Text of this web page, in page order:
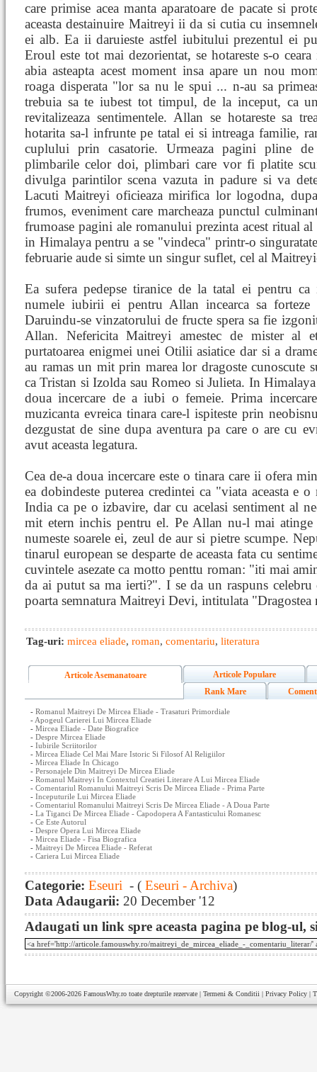
care primise acea manta aparatoare de pacate si
aceasta destainuire Maitreyi ii da si cutia cu
ei alb. Ea ii daruieste astfel iubitului prezentul ei
Eroul este tot mai dezorientat, se hotareste s-o
abia asteapta acest moment insa apare un nou
roaga disperata "lor sa nu le spui ... n-au sa
trebuia sa te iubest tot timpul, de la inceput, ca
revitalizeaza sentimentele. Allan se hotareste sa
hotarita sa-l infrunte pe tatal ei si intreaga familie,
cuplului prin casatorie. Urmeaza pagini pline
plimbarile celor doi, plimbari care vor fi platite
divulga parintilor scena vazuta in padure si va
Lacuti Maitreyi oficieaza mirifica lor logodna,
frumos, eveniment care marcheaza punctul
frumoase pagini ale romanului prezinta acest ritual
in Himalaya pentru a se "vindeca" printr-o
februarie aude si simte un singur suflet, cel al
Ea sufera pedepse tiranice de la tatal ei pentru ca
numele iubirii ei pentru Allan incearca sa forteze
Daruindu-se vinzatorului de fructe spera sa fie
Allan. Nefericita Maitreyi amestec de mister al
purtatoarea enigmei unei Otilii asiatice dar si a
au ramas un mit prin marea lor dragoste cunoscute
ca Tristan si Izolda sau Romeo si Julieta. In
doua incercare de a iubi o femeie. Prima
muzicanta evreica tinara care-l ispiteste prin
dezgustat de sine dupa aventura pa care o are cu
avut aceasta legatura.
Cea de-a doua incercare este o tinara care ii ofera
ea dobindeste puterea credintei ca "viata aceasta e
India ca pe o izbavire, dar cu acelasi sentiment al
mit etern inchis pentru el. Pe Allan nu-l mai
numeste soarele ei, zeul de aur si pietre scumpe.
tinarul european se desparte de aceasta fata cu
cuvintele asezate ca motto penttu roman: "iti mai
da ai putut sa ma ierti?". I se da un raspuns
poarta semnatura Maitreyi Devi, intitulata "Dragostea
Tag-uri: mircea eliade, roman, comentariu, literatura
Articole Asemanatoare
Articole Populare
Rank Mare
- Romanul Maitreyi De Mircea Eliade - Trasaturi Primordiale
- Apogeul Carierei Lui Mircea Eliade
- Mircea Eliade - Date Biografice
- Despre Mircea Eliade
- Iubirile Scriitorilor
- Mircea Eliade Cel Mai Mare Istoric Si Filosof Al Religiilor
- Mircea Eliade In Chicago
- Personajele Din Maitreyi De Mircea Eliade
- Romanul Maitreyi In Contextul Creatiei Literare A Lui Mircea Eliade
- Comentariul Romanului Maitreyi Scris De Mircea Eliade - Prima Parte
- Inceputurile Lui Mircea Eliade
- Comentariul Romanului Maitreyi Scris De Mircea Eliade - A Doua Parte
- La Tiganci De Mircea Eliade - Capodopera A Fantasticului Romanesc
- Ce Este Autorul
- Despre Opera Lui Mircea Eliade
- Mircea Eliade - Fisa Biografica
- Maitreyi De Mircea Eliade - Referat
- Cariera Lui Mircea Eliade
Categorie: Eseuri - ( Eseuri - Archiva)
Data Adaugarii: 20 December '12
Adaugati un link spre aceasta pagina pe blog-ul,
Copyright ©2006-2026 FamousWhy.ro toate drepturile rezervate | Termeni & Conditii | Privacy Policy |